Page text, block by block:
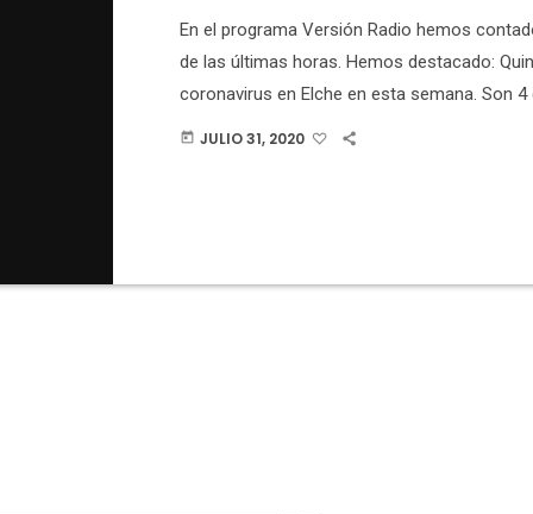
En el programa Versión Radio hemos
de las últimas horas. Hemos destacado:
coronavirus en Elche en esta semana. Son
ámbito laboral.El alcalde de Elche, Carlos
today JULIO 31, 2020